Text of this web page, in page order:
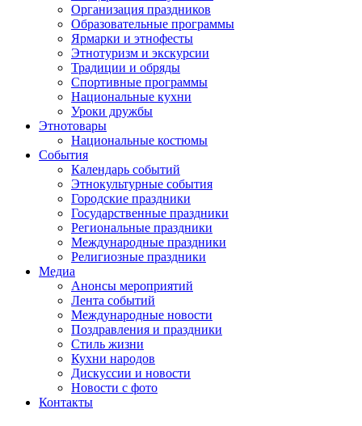
Организация праздников
Образовательные программы
Ярмарки и этнофесты
Этнотуризм и экскурсии
Традиции и обряды
Спортивные программы
Национальные кухни
Уроки дружбы
Этнотовары
Национальные костюмы
События
Календарь событий
Этнокультурные события
Городские праздники
Государственные праздники
Региональные праздники
Международные праздники
Религиозные праздники
Медиа
Анонсы мероприятий
Лента событий
Международные новости
Поздравления и праздники
Cтиль жизни
Кухни народов
Дискуссии и новости
Новости с фото
Контакты